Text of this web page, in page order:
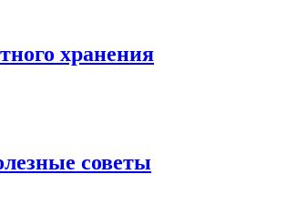
хранения
советы